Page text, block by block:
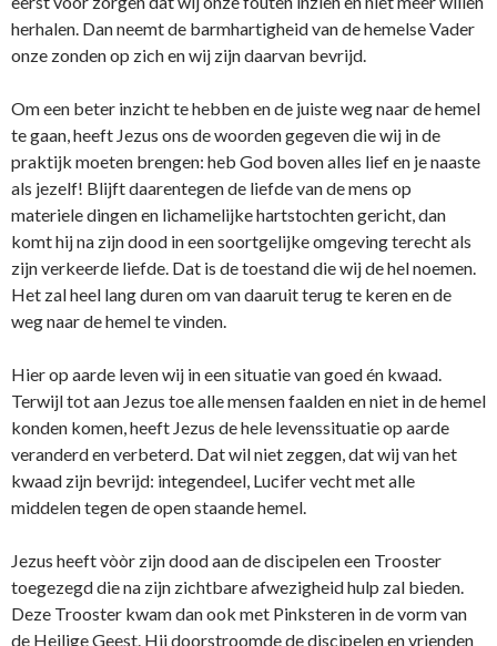
herhalen. Dan neemt de barmhartigheid van de hemelse Vader
onze zonden op zich en wij zijn daarvan bevrijd.
Om een beter inzicht te hebben en de juiste weg naar de hemel
te gaan, heeft Jezus ons de woorden gegeven die wij in de
praktijk moeten brengen: heb God boven alles lief en je naaste
als jezelf! Blijft daarentegen de liefde van de mens op
materiele dingen en lichamelijke hartstochten gericht, dan
komt hij na zijn dood in een soortgelijke omgeving terecht als
zijn verkeerde liefde. Dat is de toestand die wij de hel noemen.
Het zal heel lang duren om van daaruit terug te keren en de
weg naar de hemel te vinden.
Hier op aarde leven wij in een situatie van goed én kwaad.
Terwijl tot aan Jezus toe alle mensen faalden en niet in de hemel
konden komen, heeft Jezus de hele levenssituatie op aarde
veranderd en verbeterd. Dat wil niet zeggen, dat wij van het
kwaad zijn bevrijd: integendeel, Lucifer vecht met alle
middelen tegen de open staande hemel.
Jezus heeft vòòr zijn dood aan de discipelen een Trooster
toegezegd die na zijn zichtbare afwezigheid hulp zal bieden.
Deze Trooster kwam dan ook met Pinksteren in de vorm van
de Heilige Geest. Hij doorstroomde de discipelen en vrienden